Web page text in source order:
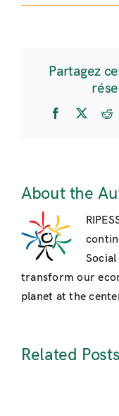
Partagez
Facebook
X
About the
transform our
planet at the
Related Posts